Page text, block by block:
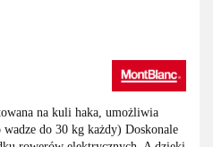
na kuli haka, umożliwia
do 30 kg każdy) Doskonale